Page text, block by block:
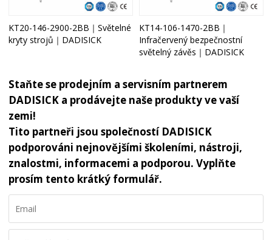
KT20-146-2900-2BB｜Světelné
kryty strojů｜DADISICK
KT14-106-1470-2BB｜
Infračervený bezpečnostní
světelný závěs｜DADISICK
Staňte se prodejním a servisním partnerem
DADISICK a prodávejte naše produkty ve vaší
zemi!
Tito partneři jsou společností DADISICK
podporováni nejnovějšími školeními, nástroji,
znalostmi, informacemi a podporou. Vyplňte
prosím tento krátký formulář.